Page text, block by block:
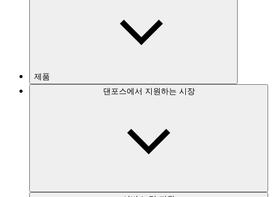
제품
댄포스에서 지원하는 시장